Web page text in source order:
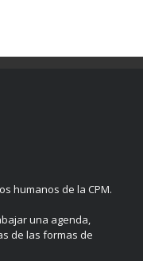
humanos de la CPM.
una agenda,
de las formas de